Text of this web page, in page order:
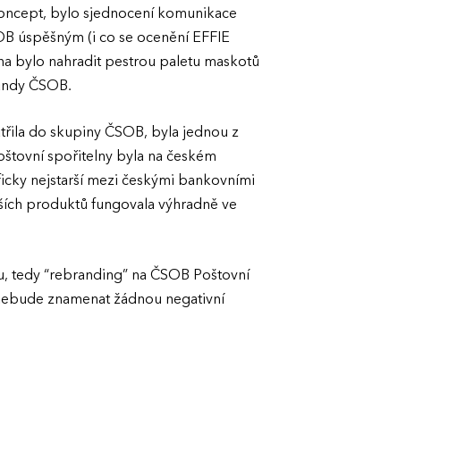
bylo sjednocení komunikace
úspěšným (i co se ocenění EFFIE
bylo nahradit pestrou paletu maskotů
ČSOB.
do skupiny ČSOB, byla jednou z
spořitelny byla na českém
nejstarší mezi českými bankovními
produktů fungovala výhradně ve
“rebranding” na ČSOB Poštovní
znamenat žádnou negativní